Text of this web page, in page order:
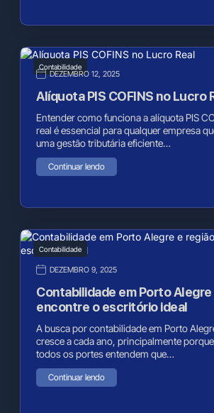
Contabilidade
DEZEMBRO 12, 2025
Alíquota PIS COFINS no Lucro
Entender como funciona a alíquota PIS
real é essencial para qualquer empresa
uma gestão tributária eficiente…
Continuar lendo
Contabilidade
DEZEMBRO 9, 2025
Contabilidade em Porto Alegre
encontre o escritório ideal
A busca por contabilidade em Porto
cresce a cada ano, principalmente
todos os portes entendem que…
Continuar lendo